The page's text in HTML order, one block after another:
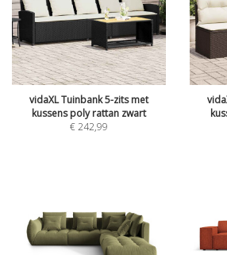
vidaXL Tuinbank 5-zits met
kussens poly rattan zwart
€242,99